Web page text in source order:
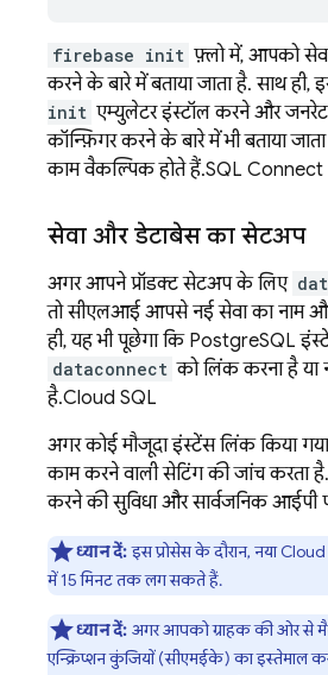
firebase init फ़्लो में, आपको
करने के बारे में बताया जाता है. साथ ही,
init एम्युलेटर इंस्टॉल करने और
कॉन्फ़िगर करने के बारे में भी बताया
काम वैकल्पिक होते हैं.SQL Connect
सेवा और डेटाबेस का सेटअप
अगर आपने प्रॉडक्ट सेटअप के लिए
तो सीएलआई आपसे नई सेवा का नाम
ही, यह भी पूछेगा कि PostgreSQL
dataconnect को लिंक करना है या
है.Cloud SQL
अगर कोई मौजूदा इंस्टेंस लिंक किया
काम करने वाली सेटिंग की जांच करता
करने की सुविधा और सार्वजनिक आईपी
ध्यान दें:इस प्रोसेस के दौरान, नयाCloud
में 15 मिनट तक लग सकते हैं.
ध्यान दें: अगर आपको ग्राहक की ओर से
एन्क्रिप्शन कुंजियों (सीएमईके) का इस्तेमाल